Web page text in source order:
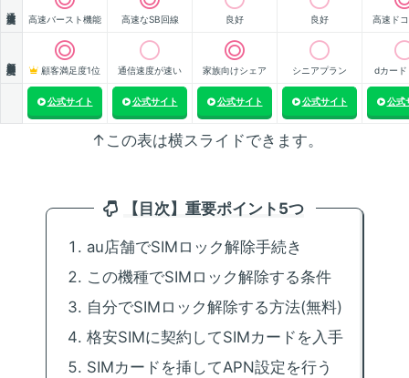
高速バースト機能 高速なSB回線 良好 良好 高速ド
顧客満足度1位 通信速度が速い 家族向けシェア シニアプラン dカード
公式サイト 公式サイト 公式サイト 公式サイト 公式
↑この表は横スライドできます。
【目次】重要ポイント5つ
au店舗でSIMロック解除手続き
この機種でSIMロック解除する条件
自分でSIMロック解除する方法(無料)
格安SIMに契約してSIMカードを入手
SIMカードを挿してAPN設定を行う